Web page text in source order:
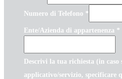
Numero di Telefono *
Ente/Azienda di appartenenza *
Descrivi la tua richiesta (in caso
applicativo/servizio, specificare